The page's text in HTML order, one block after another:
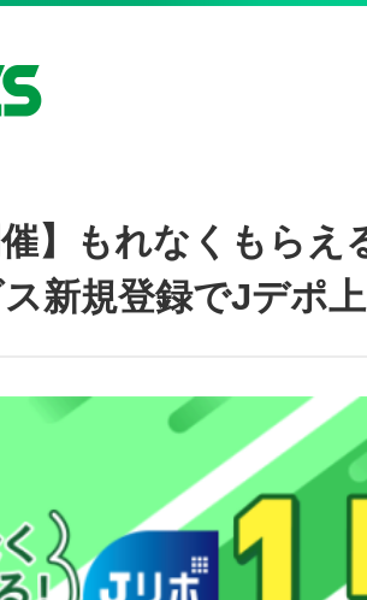
くる
イント
ン
催】もれなくもら
新規登録でJデポ